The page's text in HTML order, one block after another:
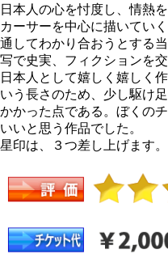
日本人の心を忖度し、情熱
カーサーを中心に描いてい
通してわかり合おうとする
写で史実、フィクションを
日本人として嬉しく嬉しく
いう長さのため、少し駆け
かかった点である。ぼくの
いいと思う作品でした。
星印は、３つ差し上げます。